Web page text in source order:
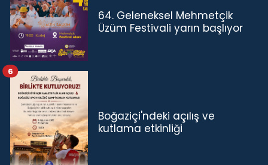
64. Geleneksel Mehmetçik
Üzüm Festivali yarın başlıyor
Boğaziçi'ndeki açılış ve
kutlama etkinliği
6